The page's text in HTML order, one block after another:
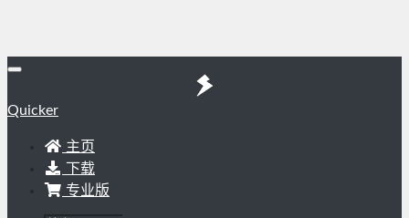
Quicker
主页
下载
专业版